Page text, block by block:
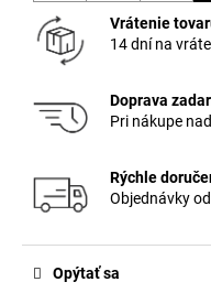
Vrátenie
14 dní na
Doprava
Pri nákupe
Rýchle
Objednávky
Opýtať sa